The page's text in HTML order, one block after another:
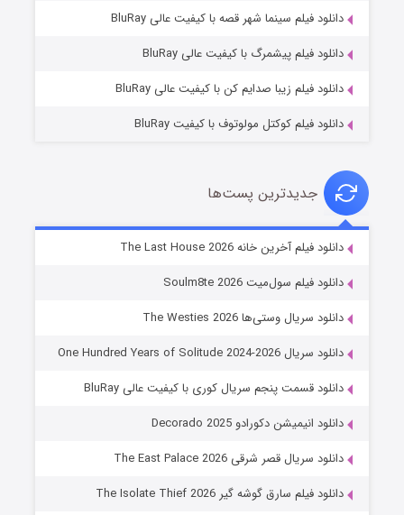
شوگر فصل ۲
خاندان اژدها فصل ۳
قسمت۶ (زیرنویس) منتشر شد
دانلود فیلم سینما شهر قصه با کیفیت عالی BluRay
دانلود فیلم پیشمرگ با کیفیت عالی BluRay
دانلود فیلم زیبا صدایم کن با کیفیت عالی BluRay
دانلود فیلم کوکتل مولوتوف با کیفیت BluRay
جدیدترین پست‌ها
دانلود فیلم آخرین خانه The Last House 2026
دانلود فیلم سول‌میت Soulm8te 2026
دانلود سریال وستی‌ها The Westies 2026
دانلود سریال One Hundred Years of Solitude 2024-2026
دانلود قسمت پنجم سریال کوری با کیفیت عالی BluRay
دانلود انیمیشن دکورادو Decorado 2025
دانلود سریال قصر شرقی The East Palace 2026
دانلود فیلم سارق گوشه گیر The Isolate Thief 2026